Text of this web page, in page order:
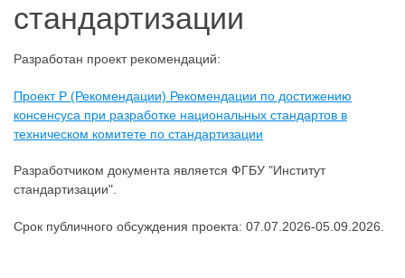
стандартизации
Разработан проект рекомендаций:
Проект Р (Рекомендации) Рекомендации по достижению
консенсуса при разработке национальных стандартов в
техническом комитете по стандартизации
Разработчиком документа является ФГБУ "Институт
стандартизации".
Срок публичного обсуждения проекта: 07.07.2026-05.09.2026.